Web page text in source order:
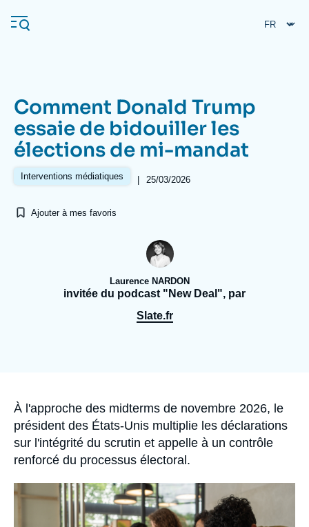
au
contenu
Navigation
principale
L'Ifri
Se connecter
À propos de l'Ifri
Proche-Orient
Comment Donald Trump
essaie de bidouiller les
élections de mi-mandat
Interventions médiatiques | 25/03/2026
Ajouter à mes favoris
Laurence NARDON
invitée du podcast "New Deal", par
Slate.fr
Accroche
À l'approche des midterms de novembre 2026, le
président des États-Unis multiplie les déclarations
sur l'intégrité du scrutin et appelle à un contrôle
renforcé du processus électoral.
Image
principale
médiatique